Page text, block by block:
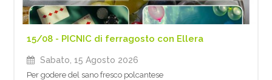
15/08 - PICNIC di ferragosto con Ellera
Sabato, 15 Agosto 2026
Per godere del sano fresco polcantese